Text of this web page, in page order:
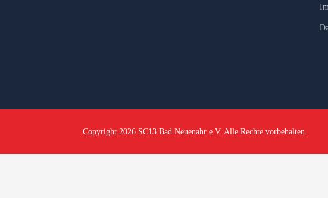
Copyright 2026 SC13 Bad Neuenahr e.V. Alle Rechte vorbehalten.